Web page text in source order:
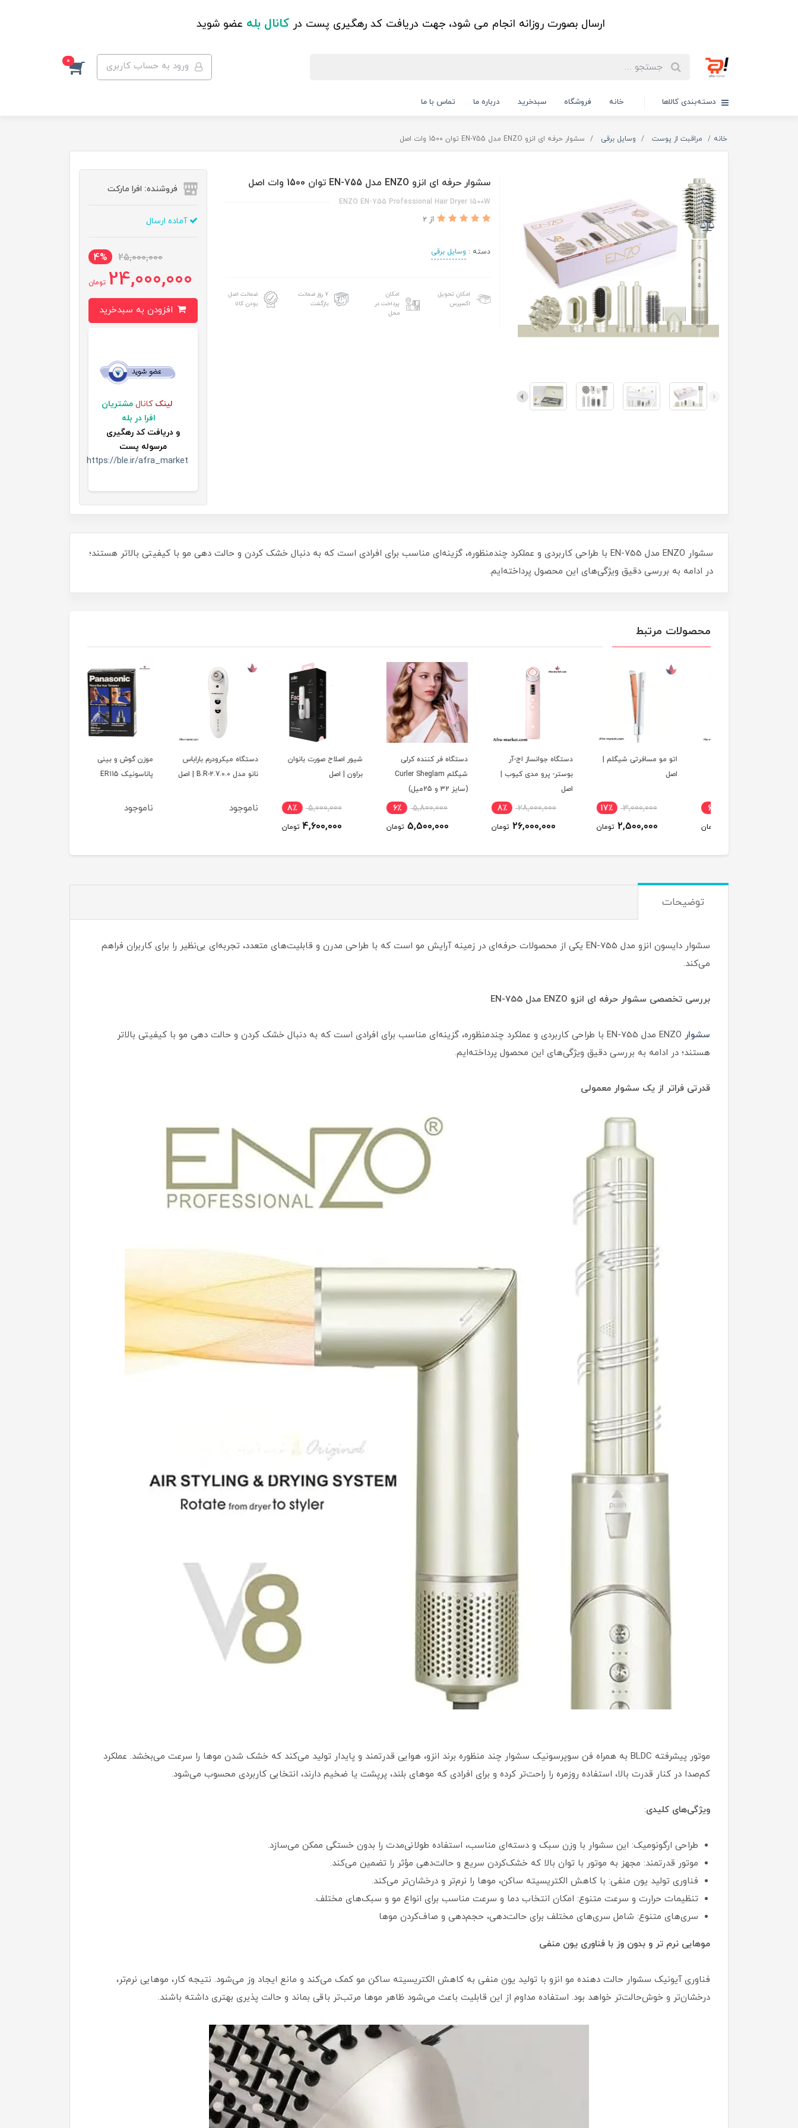
ارسال بصورت روزانه انجام می شود، جهت دریافت کد رهگیری پست در کانال بله عضو شوید
ورود به حساب کاربری 0
دسته‌بندی کالاها خانه فروشگاه سبدخرید درباره ما تماس با ما
خانه مراقبت از پوست وسایل برقی سشوار حرفه ای انزو ENZO مدل EN-755 توان 1500 وات اصل
سشوار حرفه ای انزو ENZO مدل EN-755 توان 1500 وات اصل
ENZO EN-755 Professional Hair Dryer 1500W
از 2
دسته : وسایل برقی
امکان تحویل
اکسپرس
امکان
پرداخت در
محل
۷ روز ضمانت
بازگشت
ضمانت اصل
بودن کالا
فروشنده: افرا مارکت
آماده ارسال
25,000,000
4%
24,000,000 تومان
لینک کانال مشتریان
افرا در بله
و دریافت کد رهگیری
مرسوله پست
https://ble.ir/afra_market
سشوار ENZO مدل EN-755 با طراحی کاربردی و عملکرد چندمنظوره، گزینه‌ای مناسب برای افرادی است که به دنبال خشک کردن و حالت دهی مو با کیفیتی بالاتر هستند؛
در ادامه به بررسی دقیق ویژگی‌های این محصول پرداخته‌ایم.
محصولات مرتبط
اتو مو مسافرتی شیگلم |
3,000,000 17٪
2,500,000 تومان
دستگاه جوانساز اج-آر
بوستر- پرو مدی کیوب |
28,000,000 8٪
26,000,000 تومان
دستگاه فر کننده کرلی
شیگلم Curler Sheglam
5,800,000 6٪
5,500,000 تومان
شیور اصلاح صورت بانوان
براون | اصل
5,000,000 8٪
4,600,000 تومان
دستگاه میکرودرم باراباس
نانو مدل B.R-2.7.0.0 | اصل
ناموجود
موزن گوش و بینی
پاناسونیک ER115
ناموجود
توضیحات
سشوار دایسون انزو مدل EN-755 یکی از محصولات حرفه‌ای در زمینه آرایش مو است که با طراحی مدرن و قابلیت‌های متعدد، تجربه‌ای بی‌نظیر را برای کاربران فراهم
می‌کند.
بررسی تخصصی سشوار حرفه ای انزو ENZO مدل EN-755
سشوار
ENZO مدل EN-755 با طراحی کاربردی و عملکرد چندمنظوره، گزینه‌ای مناسب برای افرادی است که به دنبال خشک کردن و حالت دهی مو با کیفیتی بالاتر
هستند؛ در ادامه به بررسی دقیق ویژگی‌های این محصول پرداخته‌ایم.
قدرتی فراتر از یک سشوار معمولی
موتور پیشرفته BLDC به همراه فن سوپرسونیک سشوار چند منظوره برند انزو، هوایی قدرتمند و پایدار تولید می‌کند که خشک شدن موها را سرعت می‌بخشد. عملکرد
کم‌صدا در کنار قدرت بالا، استفاده روزمره را راحت‌تر کرده و برای افرادی که موهای بلند، پرپشت یا ضخیم دارند، انتخابی کاربردی محسوب می‌شود.
ویژگی‌های کلیدی:
طراحی ارگونومیک: این سشوار با وزن سبک و دسته‌ای مناسب، استفاده طولانی‌مدت را بدون خستگی ممکن می‌سازد.
موتور قدرتمند: مجهز به موتور با توان بالا که خشک‌کردن سریع و حالت‌دهی مؤثر را تضمین می‌کند.
فناوری تولید یون منفی: با کاهش الکتریسیته ساکن، موها را نرم‌تر و درخشان‌تر می‌کند.
تنظیمات حرارت و سرعت متنوع: امکان انتخاب دما و سرعت مناسب برای انواع مو و سبک‌های مختلف.
سری‌های متنوع: شامل سری‌های مختلف برای حالت‌دهی، حجم‌دهی و صاف‌کردن موها
موهایی نرم تر و بدون وز با فناوری یون منفی
فناوری آیونیک سشوار حالت دهنده مو انزو با تولید یون منفی به کاهش الکتریسیته ساکن مو کمک می‌کند و مانع ایجاد وز می‌شود. نتیجه کار، موهایی نرم‌تر،
درخشان‌تر و خوش‌حالت‌تر خواهد بود. استفاده مداوم از این قابلیت باعث می‌شود ظاهر موها مرتب‌تر باقی بماند و حالت پذیری بهتری داشته باشند.